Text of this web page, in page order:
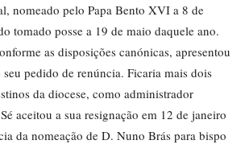
nomeado pelo Papa Bento XVI a 8 de
tomado posse a 19 de maio daquele ano.
as disposições canónicas, apresentou
seu pedido de renúncia. Ficaria mais dois
da diocese, como administrador
aceitou a sua resignação em 12 de janeiro
da nomeação de D. Nuno Brás para bispo